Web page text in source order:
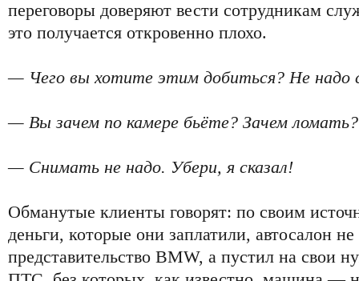
переговоры доверяют вести сотрудникам
это получается откровенно плохо.
— Чего вы хотите этим добиться? Не надо
— Вы зачем по камере бьёте? Зачем ломать?
— Снимать не надо. Убери, я сказал!
Обманутые клиенты говорят: по своим
деньги, которые они заплатили, автосалон не
представительство BMW, а пустил на свои